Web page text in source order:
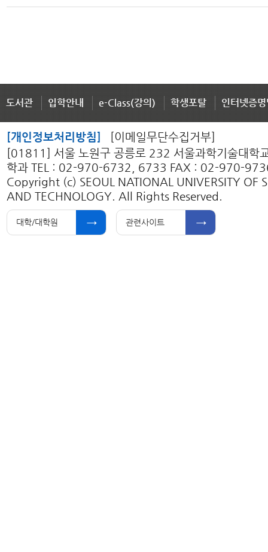
도서관 입학안내 e-Class(강의) 학생포탈 인터넷증
[개인정보처리방침]
[이메일무단수집거부]
[01811] 서울 노원구 공릉로 232 서울과학기술대학
학과 TEL : 02-970-6732, 6733 FAX : 02-970-
Copyright (c) SEOUL NATIONAL UNIVERSITY OF
AND TECHNOLOGY. All Rights Reserved.
대학/대학원 관련사이트